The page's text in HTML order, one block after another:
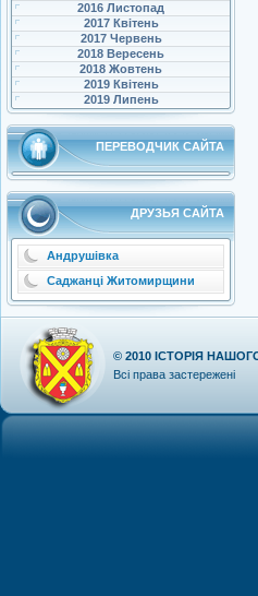
2016 Листопад
2017 Квітень
2017 Червень
2018 Вересень
2018 Жовтень
2019 Квітень
2019 Липень
ПЕРЕВОДЧИК САЙТА
ДРУЗЬЯ САЙТА
Андрушівка
Саджанці Житомирщини
© 2010 ІСТОРІЯ
Всі права застережені